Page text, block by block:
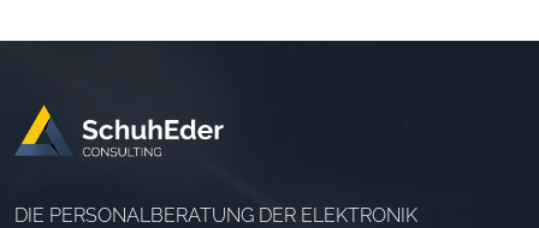
DIE PERSONALBERATUNG DER ELEKTRONIK